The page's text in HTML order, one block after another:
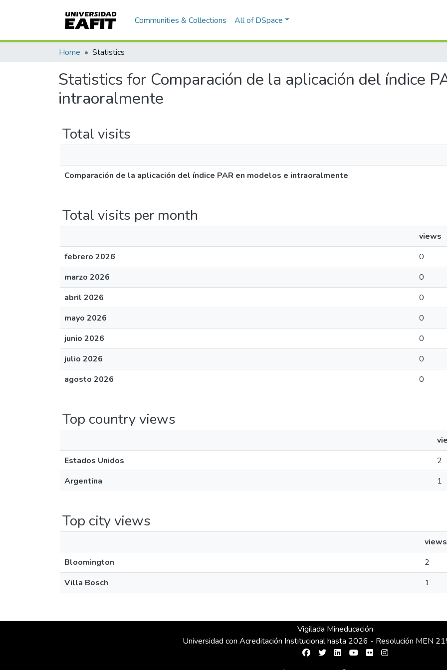
Communities & Collections All of DSpace
Home Statistics
Statistics for Comparación de la aplicación del índice
intraoralmente
Total visits
Comparación de la aplicación del índice PAR en modelos e intraoralmente
Total visits per month
views
febrero 2026
0
marzo 2026
0
abril 2026
0
mayo 2026
0
junio 2026
0
julio 2026
0
agosto 2026
0
Top country views
Estados Unidos
2
Argentina
1
Top city views
views
Bloomington
2
Villa Bosch
1
Vigilada Mineducación
Universidad con Acreditación Institucional hasta 2026 - Resolución MEN